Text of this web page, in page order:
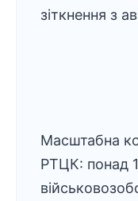
зіткнення з
Масштабна
РТЦК: понад